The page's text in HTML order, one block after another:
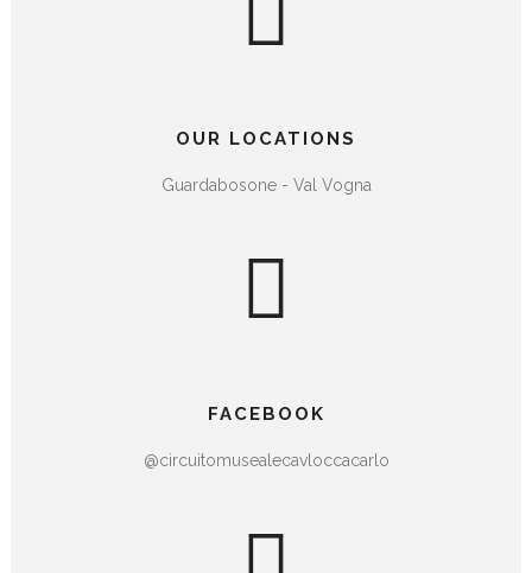
OUR LOCATIONS
Guardabosone - Val Vogna
FACEBOOK
@circuitomusealecavloccacarlo